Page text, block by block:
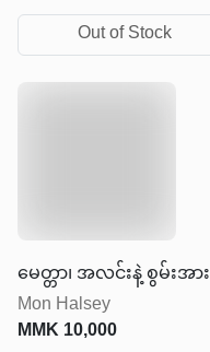
Out of Stock
မေတ္တာ၊ အလင်းနဲ့ စွမ်းအား
Mon Halsey
MMK10,000